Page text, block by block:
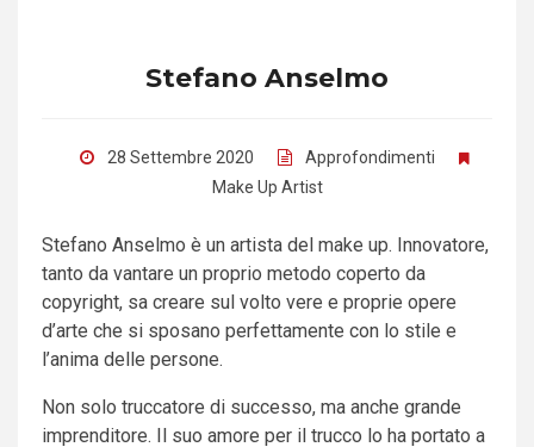
Stefano Anselmo
28 Settembre 2020
Approfondimenti
Make Up Artist
Stefano Anselmo è un artista del make up. Innovatore,
tanto da vantare un proprio metodo coperto da
copyright, sa creare sul volto vere e proprie opere
d’arte che si sposano perfettamente con lo stile e
l’anima delle persone.
Non solo truccatore di successo, ma anche grande
imprenditore. Il suo amore per il trucco lo ha portato a